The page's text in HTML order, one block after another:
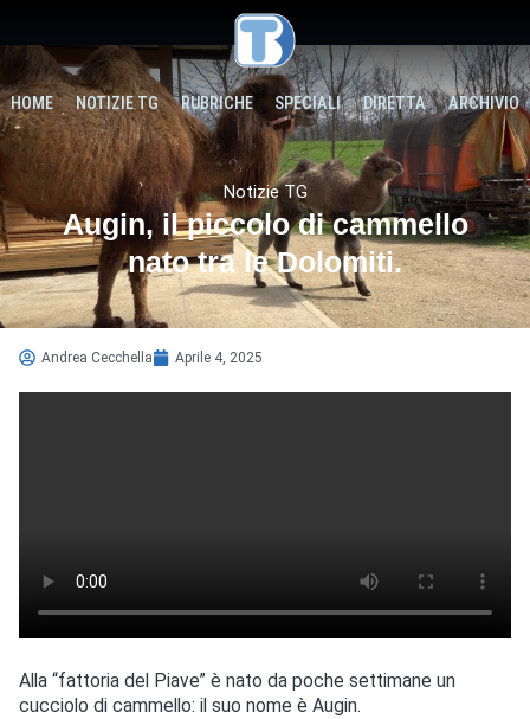
HOME NOTIZIE TG RUBRICHE SPECIALI DIRETTA ARCHIVIO
Notizie TG
Augin, il piccolo di cammello
nato tra le Dolomiti.
Andrea Cecchella Aprile 4, 2025
Alla “fattoria del Piave” è nato da poche settimane un
cucciolo di cammello: il suo nome è Augin.